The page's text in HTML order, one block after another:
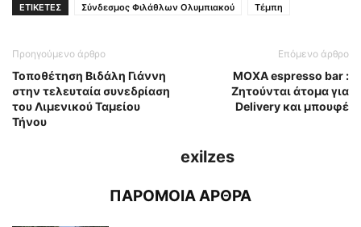
ΕΤΙΚΕΤΕΣ Σύνδεσμος Φιλάθλων Ολυμπιακού Τέμπη
Προηγούμενο άρθρο
Τοποθέτηση Βιδάλη Γιάννη
στην τελευταία συνεδρίαση
του Λιμενικού Ταμείου
Τήνου
Επόμενο άρθρο
MOXA espresso bar :
Ζητούνται άτομα για
Delivery και μπουφέ
exilzes
ΠΑΡΟΜΟΙΑ ΑΡΘΡΑ